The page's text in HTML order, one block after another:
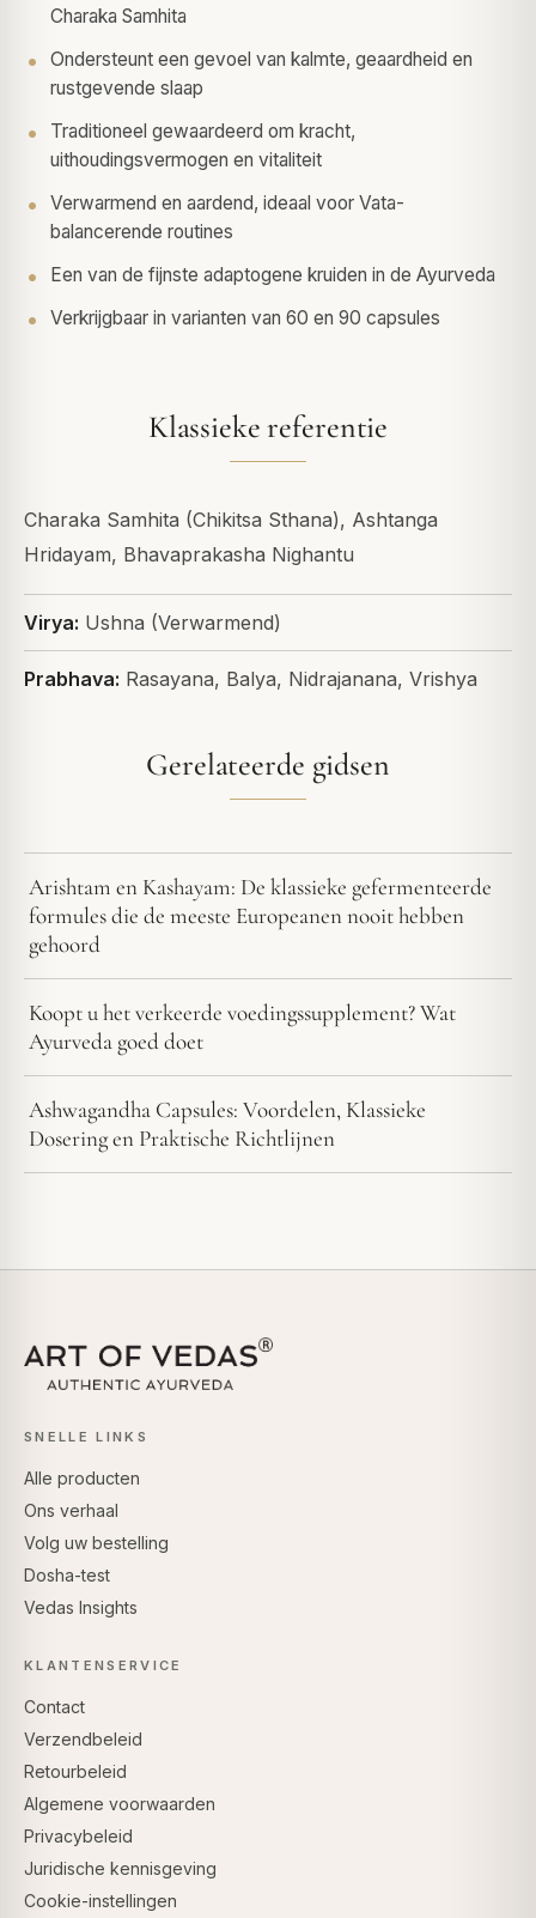
Charaka Samhita
Ondersteunt een gevoel van kalmte, geaardheid en
rustgevende slaap
Traditioneel gewaardeerd om kracht,
uithoudingsvermogen en vitaliteit
Verwarmend en aardend, ideaal voor Vata-
balancerende routines
Een van de fijnste adaptogene kruiden in de Ayurveda
Verkrijgbaar in varianten van 60 en 90 capsules
Klassieke referentie
Charaka Samhita (Chikitsa Sthana), Ashtanga
Hridayam, Bhavaprakasha Nighantu
Virya: Ushna (Verwarmend)
Prabhava: Rasayana, Balya, Nidrajanana, Vrishya
Gerelateerde gidsen
Arishtam en Kashayam: De klassieke gefermenteerde
formules die de meeste Europeanen nooit hebben
gehoord
Koopt u het verkeerde voedingssupplement? Wat
Ayurveda goed doet
Ashwagandha Capsules: Voordelen, Klassieke
Dosering en Praktische Richtlijnen
SNELLE LINKS
Alle producten
Ons verhaal
Volg uw bestelling
Dosha-test
Vedas Insights
KLANTENSERVICE
Contact
Verzendbeleid
Retourbeleid
Algemene voorwaarden
Privacybeleid
Juridische kennisgeving
Cookie-instellingen